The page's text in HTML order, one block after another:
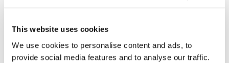
This website uses cookies
We use cookies to personalise content and ads, to
provide social media features and to analyse our traffic.